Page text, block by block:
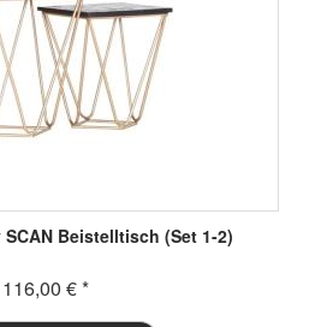
Beistelltisch (Set 1-2)
116,00 € *